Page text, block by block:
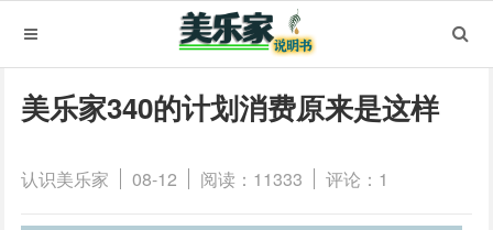
美乐家340的计划消费原来是这样
认识美乐家 08-12 阅读：11333 评论：1